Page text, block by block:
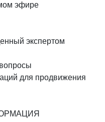
эфире
экспертом
для продвижения